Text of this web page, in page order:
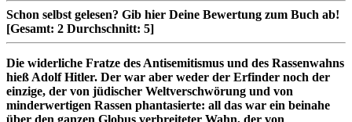
Schon selbst gelesen? Gib hier Deine Bewertung zum Buch ab!
[Gesamt: 2 Durchschnitt: 5]
Die widerliche Fratze des Antisemitismus und des Rassenwahns
hieß Adolf Hitler. Der war aber weder der Erfinder noch der
einzige, der von jüdischer Weltverschwörung und von
minderwertigen Rassen phantasierte: all das war ein beinahe
über den ganzen Globus verbreiteter Wahn, der von